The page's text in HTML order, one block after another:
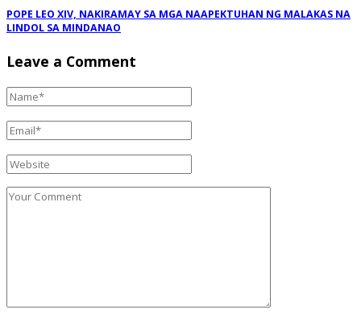
POPE LEO XIV, NAKIRAMAY SA MGA NAAPEKTUHAN NG MALAKAS NA
LINDOL SA MINDANAO
Leave a Comment